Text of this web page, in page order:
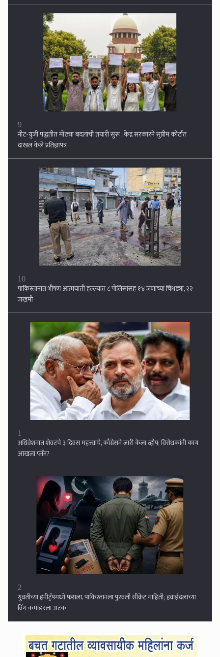
नीट-युजी पद्धतीत मोठ्या बदलांची तयारी सुरू , केंद्र सरकारने सुप्रीम कोर्टात
दाखल केले प्रतिज्ञापत्र
पाकिस्तानात भीषण आत्मघाती हल्ल्यात ८ पोलिसांसह १४ जणांच्या चिंधड्या, २२
अधिवेशनात शेवटचे ३ दिवस महत्त्वाचे, काँग्रेसने जारी केला व्हीप; विरोधकांनी काय
आखला प्लॅन?
युवतीच्या हनीट्रॅपमध्ये फसला, पाकिस्तानला पुरवली सीक्रेट माहिती; हवाईदलाच्या
विंग कमांडरला अटक